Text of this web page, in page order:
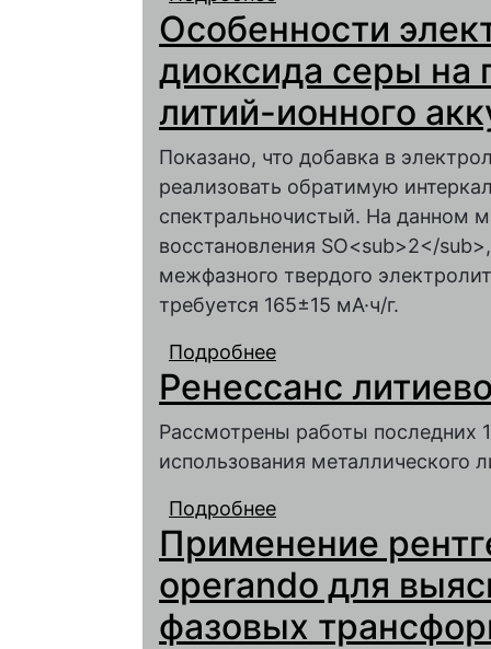
Li4Ti5O12 И
ТОЛЩИНЫ И
Особенности
диоксида серы на
литий-ионного
Показано, что добавка в
реализовать обратимую
спектральночистый. На данном
восстановления SO<sub>2</
межфазного твердого
требуется 165±15 мА·ч/г.
Подробнее
графитовом
Ренессанс
Рассмотрены работы последних
использования металлического
Подробнее
Применение
operando для
фазовых